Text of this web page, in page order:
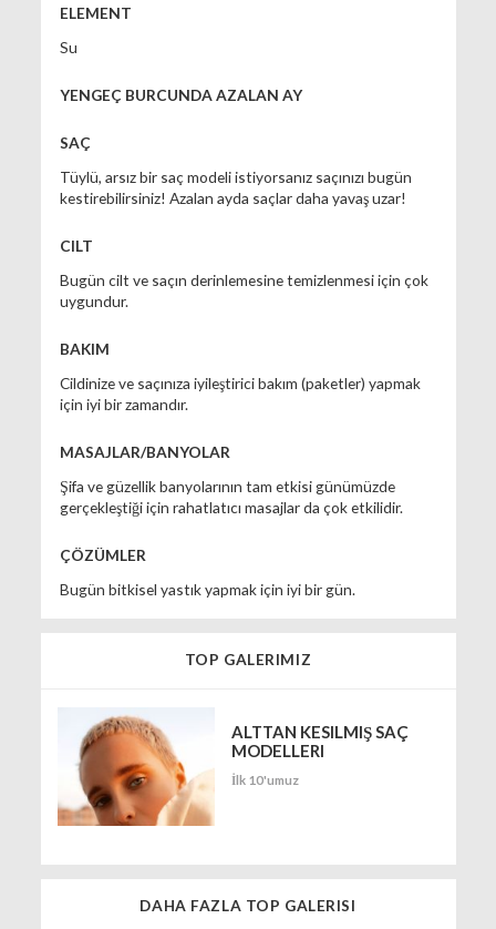
ELEMENT
Su
YENGEÇ BURCUNDA AZALAN AY
SAÇ
Tüylü, arsız bir saç modeli istiyorsanız saçınızı bugün
kestirebilirsiniz! Azalan ayda saçlar daha yavaş uzar!
CILT
Bugün cilt ve saçın derinlemesine temizlenmesi için çok
uygundur.
BAKIM
Cildinize ve saçınıza iyileştirici bakım (paketler) yapmak
için iyi bir zamandır.
MASAJLAR/BANYOLAR
Şifa ve güzellik banyolarının tam etkisi günümüzde
gerçekleştiği için rahatlatıcı masajlar da çok etkilidir.
ÇÖZÜMLER
Bugün bitkisel yastık yapmak için iyi bir gün.
TOP GALERIMIZ
ALTTAN KESILMIŞ SAÇ
MODELLERI
İlk 10'umuz
DAHA FAZLA TOP GALERISI